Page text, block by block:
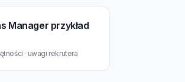
Manager przykład
· uwagi rekrutera